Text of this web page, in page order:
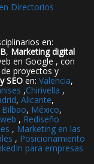
Directorios
en:
, Marketing digital
en Google , con
proyectos y
SEO en:Valencia,
,Chirivella ,
,Alicante,
Bilbao, México,
, Rediseño
, Marketing en las
, Posicionamiento
para empresas